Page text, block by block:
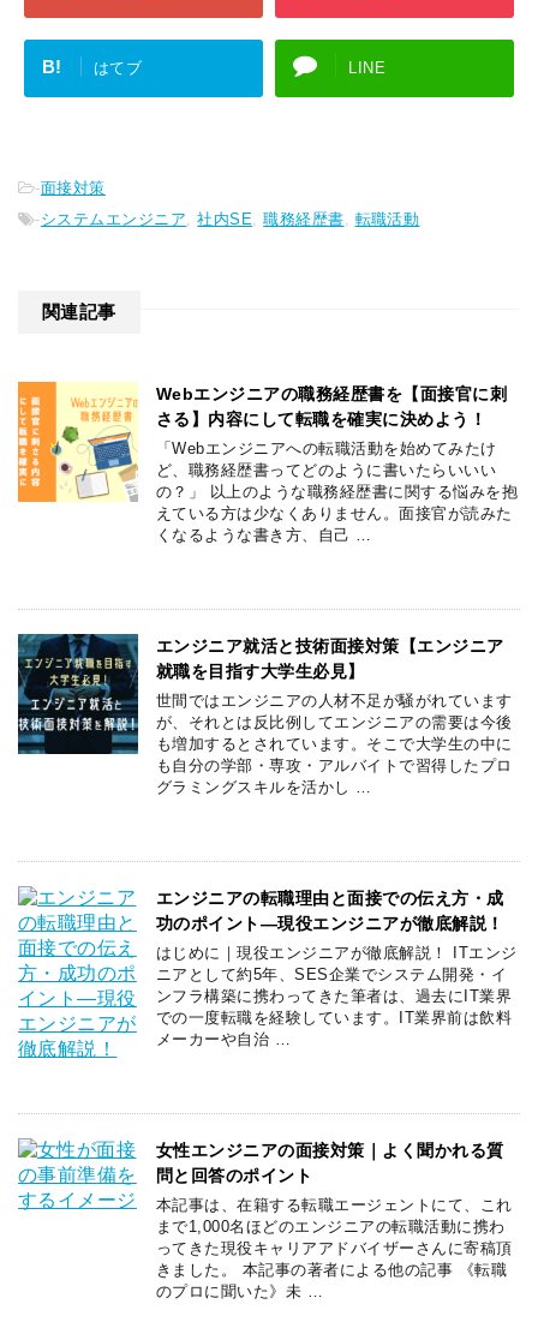
B! はてブ LINE
-面接対策
-システムエンジニア ,社内SE ,職務経歴書 転職活動
関連記事
Webエンジニアの職務経歴書を【面接官に刺
さる】内容にして転職を確実に決めよう！
「Webエンジニアへの転職活動を始めてみたけ
ど、職務経歴書ってどのように書いたらいいい
の？」 以上のような職務経歴書に関する悩みを抱
えている方は少なくありません。面接官が読みた
くなるような書き方、自己 …
エンジニア就活と技術面接対策【エンジニア
就職を目指す大学生必見】
世間ではエンジニアの人材不足が騒がれています
が、それとは反比例してエンジニアの需要は今後
も増加するとされています。そこで大学生の中に
も自分の学部・専攻・アルバイトで習得したプロ
グラミングスキルを活かし …
エンジニアの転職理由と面接での伝え方・成
功のポイント―現役エンジニアが徹底解説！
はじめに｜現役エンジニアが徹底解説！ ITエンジ
ニアとして約5年、SES企業でシステム開発・イ
ンフラ構築に携わってきた筆者は、過去にIT業界
での一度転職を経験しています。IT業界前は飲料
メーカーや自治 …
女性エンジニアの面接対策｜よく聞かれる質
問と回答のポイント
本記事は、在籍する転職エージェントにて、これ
まで1,000名ほどのエンジニアの転職活動に携わ
ってきた現役キャリアアドバイザーさんに寄稿頂
きました。 本記事の著者による他の記事 《転職
のプロに聞いた》未 …